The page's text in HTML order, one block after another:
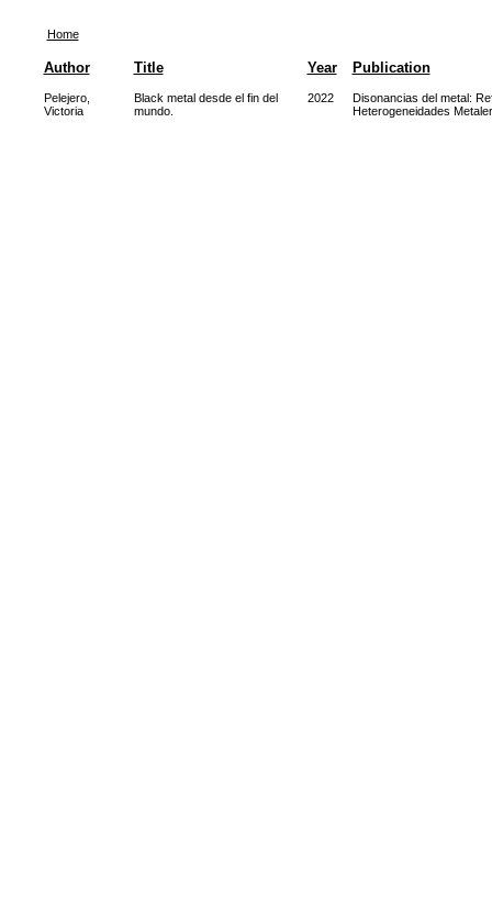
Home
Author Title Year Publication
Pelejero,
Victoria
Black metal desde el fin del
mundo.
2022
Disonancias del metal:
Heterogeneidades